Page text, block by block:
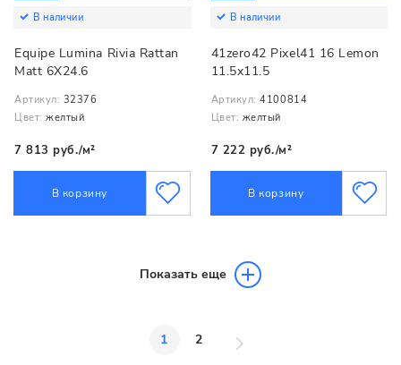
В наличии
Equipe Lumina Rivia Rattan
Matt 6X24.6
Артикул: 32376
Цвет: желтый
7 813 руб./м²
В корзину
В наличии
41zero42 Pixel41 16 Lemon
11.5x11.5
Артикул: 4100814
Цвет: желтый
7 222 руб./м²
В корзину
Показать еще
1 2